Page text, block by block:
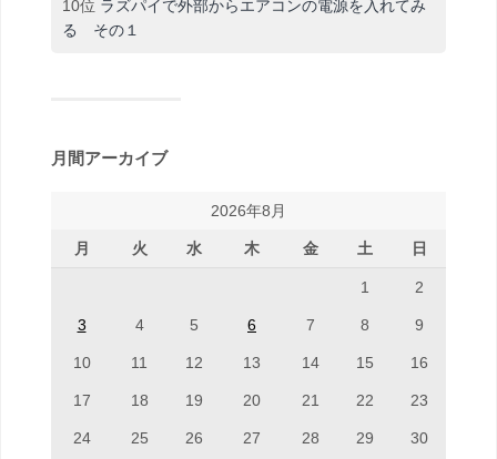
10位 ラズパイで外部からエアコンの電源を入れてみ
る その１
月間アーカイブ
2026年8月
月 火 水 木 金 土 日
1 2
3 4 5 6 7 8 9
10 11 12 13 14 15 16
17 18 19 20 21 22 23
24 25 26 27 28 29 30